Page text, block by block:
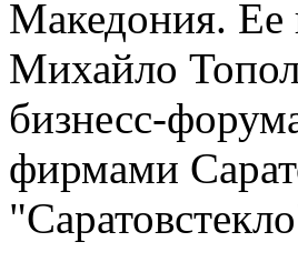
Македония. Ее
Михайло
бизнесс-
фирмами